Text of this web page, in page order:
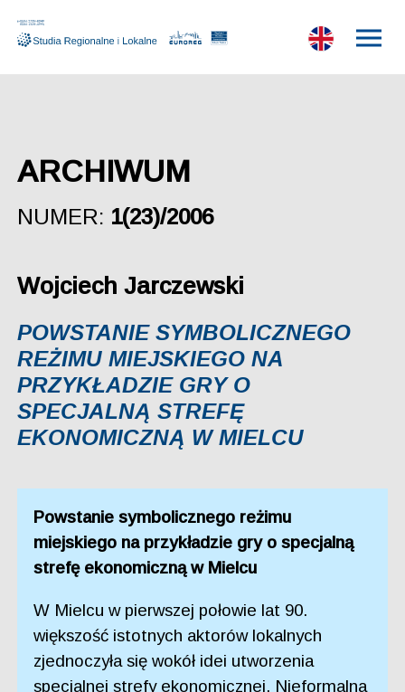
ARCHIWUM
NUMER: 1(23)/2006
Wojciech Jarczewski
POWSTANIE SYMBOLICZNEGO
REŻIMU MIEJSKIEGO NA
PRZYKŁADZIE GRY O
SPECJALNĄ STREFĘ
EKONOMICZNĄ W MIELCU
Powstanie symbolicznego reżimu
miejskiego na przykładzie gry o specjalną
strefę ekonomiczną w Mielcu
W Mielcu w pierwszej połowie lat 90.
większość istotnych aktorów lokalnych
zjednoczyła się wokół idei utworzenia
specjalnej strefy ekonomicznej. Nieformalna